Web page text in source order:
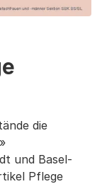
die
und Basel-
Pflege